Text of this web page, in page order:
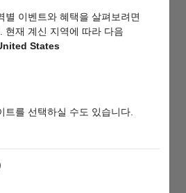
별 이벤트와 혜택을 살펴보려면
현재 계신 지역에 따라 다음
States
트를 선택하실 수도 있습니다.